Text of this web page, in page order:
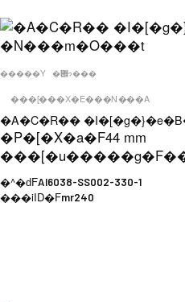
�����Y �݌ɂ���
���[���X�E���N���A
�A�C�R��
�P�[�X�a�F44 mm
���[�u�����g�F
�^�ԁFAI6038-SS002-330-1
���iID�Fmr240